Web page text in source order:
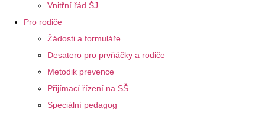
Vnitřní řád ŠJ
Pro rodiče
Žádosti a formuláře
Desatero pro prvňáčky a rodiče
Metodik prevence
Přijímací řízení na SŠ
Speciální pedagog